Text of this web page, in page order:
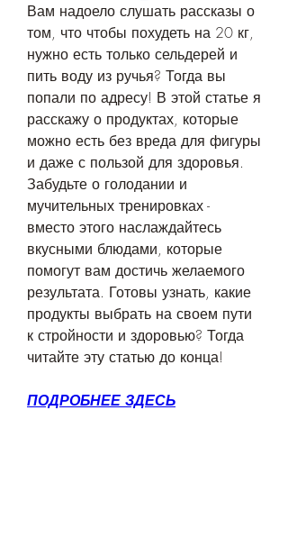
Вам надоело слушать рассказы о
том, что чтобы похудеть на 20 кг,
нужно есть только сельдерей и
пить воду из ручья? Тогда вы
попали по адресу! В этой статье я
расскажу о продуктах, которые
можно есть без вреда для фигуры
и даже с пользой для здоровья.
Забудьте о голодании и
мучительных тренировках -
вместо этого наслаждайтесь
вкусными блюдами, которые
помогут вам достичь желаемого
результата. Готовы узнать, какие
продукты выбрать на своем пути
к стройности и здоровью? Тогда
читайте эту статью до конца!
ПОДРОБНЕЕ ЗДЕСЬ